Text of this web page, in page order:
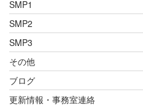
SMP1
SMP2
SMP3
その他
ブログ
更新情報・事務室連絡